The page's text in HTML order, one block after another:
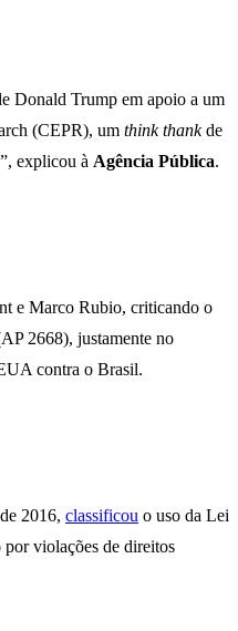
Donald Trump em apoio a um
(CEPR), um think thankde
explicou à Agência Pública.
e Marco Rubio, criticando o
2668), justamente no
contra o Brasil.
2016, classificou o uso da Lei
por violações de direitos